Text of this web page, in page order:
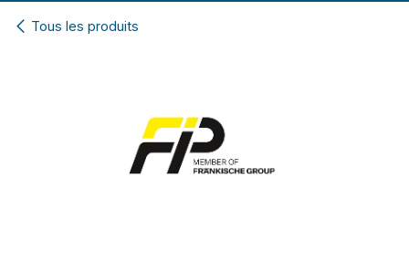
Tous les produits